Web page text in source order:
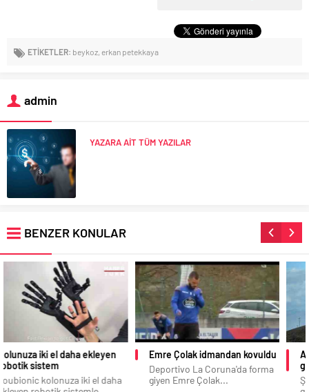
ETİKETLER: beykoz erkan petekkaya
admin
YAZARA AİT TÜM YAZILAR
BENZER KONULAR
Emre Çolak idmandan kovuldu
Deportivo La Coruna'da forma
giyen Emre Çolak...
Askeri üsten çatışma anı böyle
görüntülendi
Şehit verdiğimiz askeri üsten